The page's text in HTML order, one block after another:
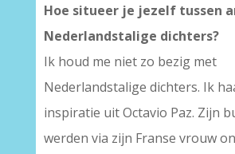
Hoe situeer je jezelf tussen
Nederlandstalige dichters?
Ik houd me niet zo bezig met
Nederlandstalige dichters. Ik
inspiratie uit Octavio Paz. Zijn
werden via zijn Franse vrouw